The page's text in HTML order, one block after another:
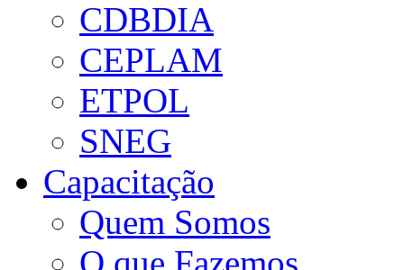
CDBDIA
CEPLAM
ETPOL
SNEG
Capacitação
Quem Somos
O que Fazemos